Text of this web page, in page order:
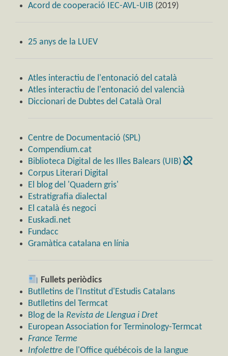
Acord de cooperació IEC-AVL-UIB (2019)
25 anys de la LUEV
Atles interactiu de l'entonació del català
Atles interactiu de l'entonació del valencià
Diccionari de Dubtes del Català Oral
Centre de Documentació (SPL)
Compendium.cat
Biblioteca Digital de les Illes Balears (UIB)
Corpus Literari Digital
El blog del 'Quadern gris'
Estratigrafia dialectal
El català és negoci
Euskadi.net
Fundacc
Gramàtica catalana en línia
Fullets periòdics
Butlletins de l'Institut d'Estudis Catalans
Butlletins del Termcat
Blog de la Revista de Llengua i Dret
European Association for Terminology-Termcat
France Terme
Infolettre de l'Office québécois de la langue